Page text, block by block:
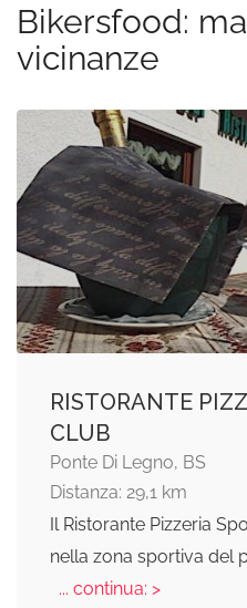
Bikersfood:
vicinanze
RISTORANTE
CLUB
Ponte Di Legno, BS
Distanza: 29,1 km
Il Ristorante Pizzeria
nella zona sportiva del
... continua: >